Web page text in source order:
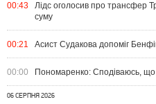
00:43
Лідс оголосив про трансфер
суму
00:21 Асист Судакова допоміг
00:00 Пономаренко: Сподіваюсь, що
06 СЕРПНЯ 2026